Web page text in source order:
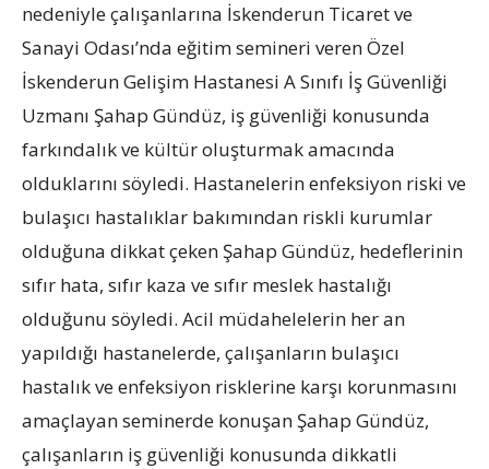
nedeniyle çalışanlarına İskenderun Ticaret ve
Sanayi Odası’nda eğitim semineri veren Özel
İskenderun Gelişim Hastanesi A Sınıfı İş Güvenliği
Uzmanı Şahap Gündüz, iş güvenliği konusunda
farkındalık ve kültür oluşturmak amacında
olduklarını söyledi. Hastanelerin enfeksiyon riski ve
bulaşıcı hastalıklar bakımından riskli kurumlar
olduğuna dikkat çeken Şahap Gündüz, hedeflerinin
sıfır hata, sıfır kaza ve sıfır meslek hastalığı
olduğunu söyledi. Acil müdahelelerin her an
yapıldığı hastanelerde, çalışanların bulaşıcı
hastalık ve enfeksiyon risklerine karşı korunmasını
amaçlayan seminerde konuşan Şahap Gündüz,
çalışanların iş güvenliği konusunda dikkatli